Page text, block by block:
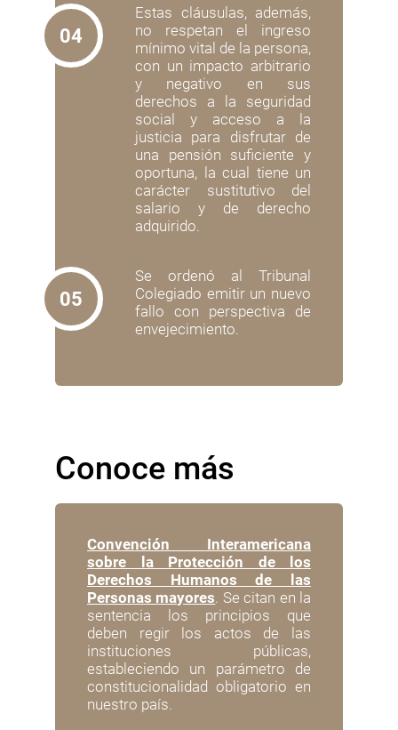
04
Estas cláusulas, además,
no respetan el ingreso
mínimo vital de la persona,
con un impacto arbitrario
y negativo en sus
derechos a la seguridad
social y acceso a la
justicia para disfrutar de
una pensión suficiente y
oportuna, la cual tiene un
carácter sustitutivo del
salario y de derecho
adquirido.
05
Se ordenó al Tribunal
Colegiado emitir un nuevo
fallo con perspectiva de
envejecimiento.
Conoce más
Convención Interamericana
sobre la Protección de los
Derechos Humanos de las
Personas mayores. Se citan en la
sentencia los principios que
deben regir los actos de las
instituciones públicas,
estableciendo un parámetro de
constitucionalidad obligatorio en
nuestro país.